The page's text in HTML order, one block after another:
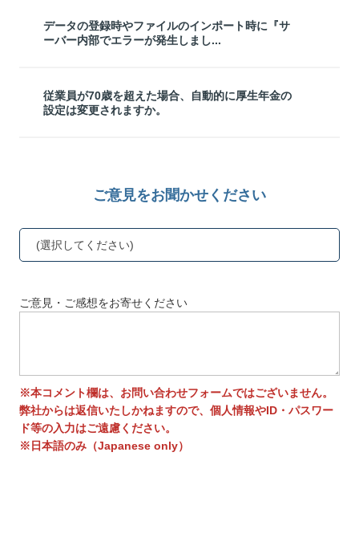
データの登録時やファイルのインポート時に『サ
ーバー内部でエラーが発生しまし...
従業員が70歳を超えた場合、自動的に厚生年金の
設定は変更されますか。
ご意見をお聞かせください
(選択してください)
ご意見・ご感想をお寄せください
※本コメント欄は、お問い合わせフォームではございません。
弊社からは返信いたしかねますので、個人情報やID・パスワー
ド等の入力はご遠慮ください。
※日本語のみ（Japanese only）